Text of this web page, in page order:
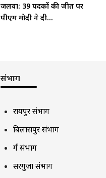
जलवा: 39 पदकों की जीत पर
पीएम मोदी ने दी...
संभाग
रायपुर संभाग
बिलासपुर संभाग
दुर्ग संभाग
सरगुजा संभाग